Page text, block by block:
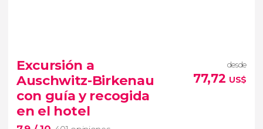
4.132 opiniones
free tour por el barrio judío de
Varsovia
Excursión a
Auschwitz-Birkenau
con guía y recogida
en el hotel
desde
77,72 US$